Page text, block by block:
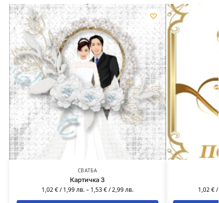
СВАТБА
Картичка 3
1,02€/1,99лв.– 1,53€/2,99лв. 1,02€/